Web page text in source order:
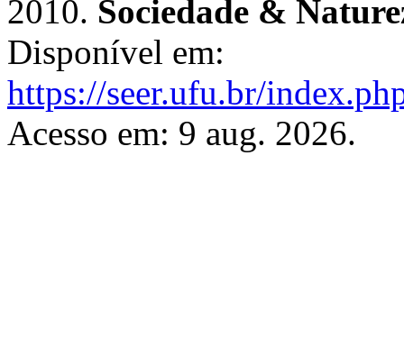
2010. Sociedade &
Disponível em:
https://seer.ufu.br/
Acesso em: 9 aug. 2026.